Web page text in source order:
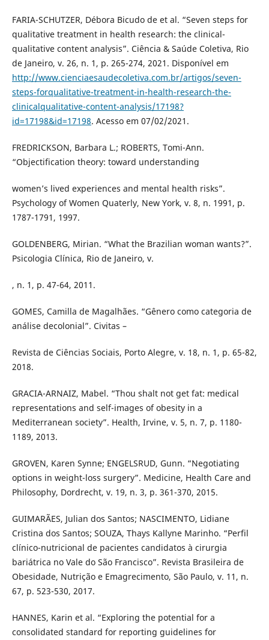
FARIA-SCHUTZER, Débora Bicudo de et al. “Seven steps for
qualitative treatment in health research: the clinical-
qualitative content analysis”. Ciência & Saúde Coletiva, Rio
de Janeiro, v. 26, n. 1, p. 265-274, 2021. Disponível em
http://www.cienciaesaudecoletiva.com.br/artigos/seven-
steps-forqualitative-treatment-in-health-research-the-
clinicalqualitative-content-analysis/17198?
id=17198&id=17198. Acesso em 07/02/2021.
FREDRICKSON, Barbara L.; ROBERTS, Tomi-Ann.
“Objectification theory: toward understanding
women’s lived experiences and mental health risks”.
Psychology of Women Quaterly, New York, v. 8, n. 1991, p.
1787-1791, 1997.
GOLDENBERG, Mirian. “What the Brazilian woman wants?”.
Psicologia Clínica, Rio de Janeiro, v.
, n. 1, p. 47-64, 2011.
GOMES, Camilla de Magalhães. “Gênero como categoria de
análise decolonial”. Civitas –
Revista de Ciências Sociais, Porto Alegre, v. 18, n. 1, p. 65-82,
2018.
GRACIA-ARNAIZ, Mabel. “Thou shalt not get fat: medical
representations and self-images of obesity in a
Mediterranean society”. Health, Irvine, v. 5, n. 7, p. 1180-
1189, 2013.
GROVEN, Karen Synne; ENGELSRUD, Gunn. “Negotiating
options in weight-loss surgery”. Medicine, Health Care and
Philosophy, Dordrecht, v. 19, n. 3, p. 361-370, 2015.
GUIMARÃES, Julian dos Santos; NASCIMENTO, Lidiane
Cristina dos Santos; SOUZA, Thays Kallyne Marinho. “Perfil
clínico-nutricional de pacientes candidatos à cirurgia
bariátrica no Vale do São Francisco”. Revista Brasileira de
Obesidade, Nutrição e Emagrecimento, São Paulo, v. 11, n.
67, p. 523-530, 2017.
HANNES, Karin et al. “Exploring the potential for a
consolidated standard for reporting guidelines for